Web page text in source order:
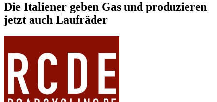
Die Italiener geben Gas und produzieren
jetzt auch Laufräder